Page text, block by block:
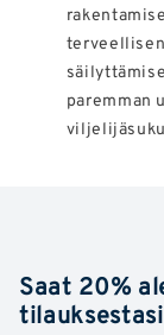
paremman
Saat 20%